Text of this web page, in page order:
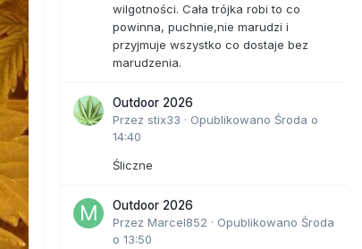
wilgotności. Cała trójka robi to co
powinna, puchnie,nie marudzi i
przyjmuje wszystko co dostaje bez
marudzenia.
Outdoor 2026
Przez stix33 · Opublikowano Środa o
14:40
Śliczne
Outdoor 2026
Przez Marcel852 · Opublikowano Środa
o 13:50